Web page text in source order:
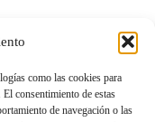
como las cookies para
consentimiento de estas
de navegación o las